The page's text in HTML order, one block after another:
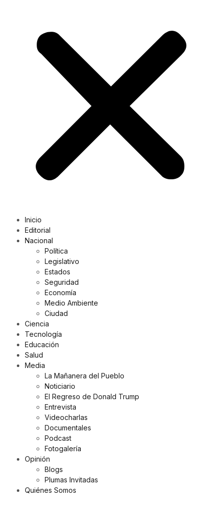
Inicio
Editorial
Nacional
Política
Legislativo
Estados
Seguridad
Economía
Medio Ambiente
Ciudad
Ciencia
Tecnología
Educación
Salud
Media
La Mañanera del Pueblo
Noticiario
El Regreso de Donald Trump
Entrevista
Videocharlas
Documentales
Podcast
Fotogalería
Opinión
Blogs
Plumas Invitadas
Quiénes Somos